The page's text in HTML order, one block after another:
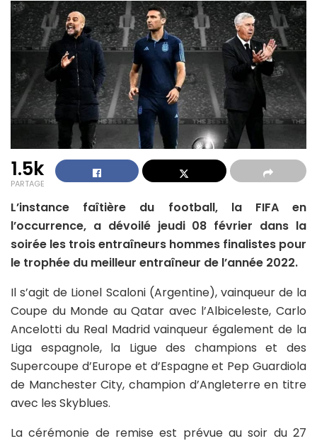
1.5k
PARTAGE
L’instance faîtière du football, la FIFA en
l’occurrence, a dévoilé jeudi 08 février dans la
soirée les trois entraîneurs hommes finalistes pour
le trophée du meilleur entraîneur de l’année 2022.
Il s’agit de Lionel Scaloni (Argentine), vainqueur de la
Coupe du Monde au Qatar avec l’Albiceleste, Carlo
Ancelotti du Real Madrid vainqueur également de la
Liga espagnole, la Ligue des champions et des
Supercoupe d’Europe et d’Espagne et Pep Guardiola
de Manchester City, champion d’Angleterre en titre
avec les Skyblues.
La cérémonie de remise est prévue au soir du 27